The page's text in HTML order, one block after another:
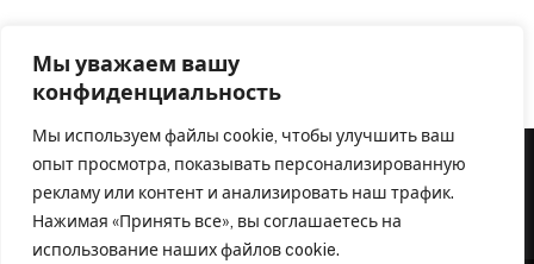
Мы уважаем вашу
конфиденциальность
Мы используем файлы cookie, чтобы улучшить ваш
опыт просмотра, показывать персонализированную
рекламу или контент и анализировать наш трафик.
Нажимая «Принять все», вы соглашаетесь на
использование наших файлов cookie.